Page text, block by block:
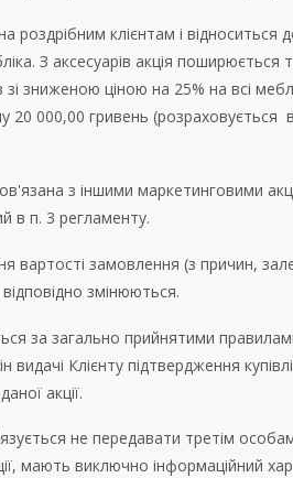
роздрібним клієнтам і
З аксесуарів акція поширюється
зниженою ціною на 25% на всі
000,00 гривень (розраховується
з іншими маркетинговими
в п. 3 регламенту.
вартості замовлення (з причин,
відповідно змінюються.
за загально прийнятими
видачі Клієнту підтвердження
акції.
не передавати третім особам
мають виключно інформаційний